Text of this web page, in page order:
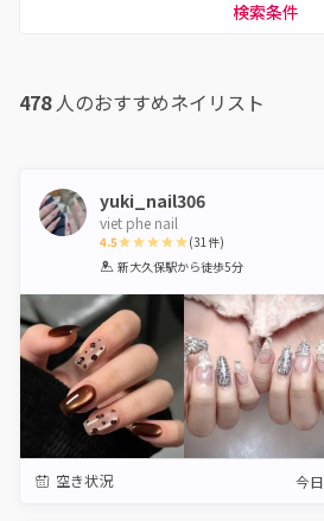
検索条件
478人のおすすめネイリスト
yuki_nail306
viet phe nail
4.5
1 2 3 4 5
(31件)
新大久保駅から徒歩5分
空き状況 今日